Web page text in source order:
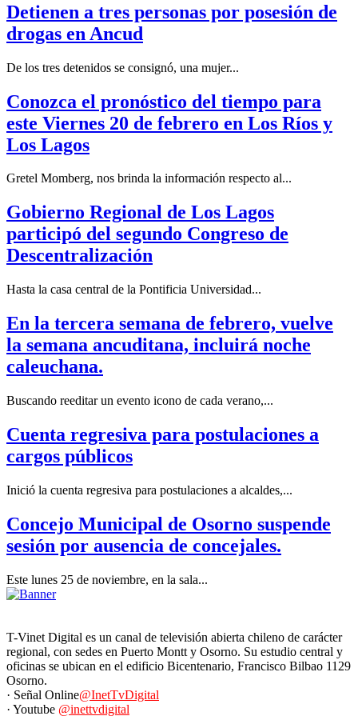
Detienen a tres personas por posesión de
drogas en Ancud
De los tres detenidos se consignó, una mujer...
Conozca el pronóstico del tiempo para
este Viernes 20 de febrero en Los Ríos y
Los Lagos
Gretel Momberg, nos brinda la información respecto al...
Gobierno Regional de Los Lagos
participó del segundo Congreso de
Descentralización
Hasta la casa central de la Pontificia Universidad...
En la tercera semana de febrero, vuelve
la semana ancuditana, incluirá noche
caleuchana.
Buscando reeditar un evento icono de cada verano,...
Cuenta regresiva para postulaciones a
cargos públicos
Inició la cuenta regresiva para postulaciones a alcaldes,...
Concejo Municipal de Osorno suspende
sesión por ausencia de concejales.
Este lunes 25 de noviembre, en la sala...
T-Vinet Digital es un canal de televisión abierta chileno de carácter
regional, con sedes en Puerto Montt y Osorno. Su estudio central y
oficinas se ubican en el edificio Bicentenario, Francisco Bilbao 1129
Osorno.
· Señal Online@InetTvDigital
· Youtube @inettvdigital